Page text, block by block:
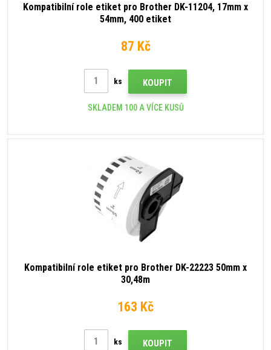
Kompatibilní role etiket pro Brother DK-11204, 17mm x
54mm, 400 etiket
87 Kč
ks KOUPIT
SKLADEM 100 A VÍCE KUSŮ
Kompatibilní role etiket pro Brother DK-22223 50mm x
30,48m
163 Kč
ks KOUPIT